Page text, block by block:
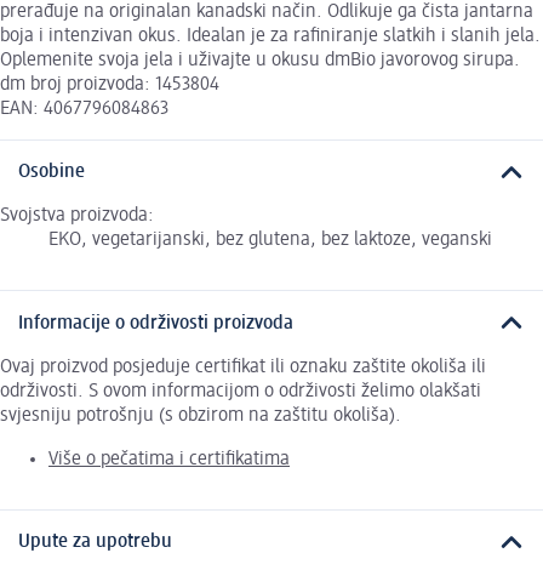
prerađuje na originalan kanadski način. Odlikuje ga čista jantarna
boja i intenzivan okus. Idealan je za rafiniranje slatkih i slanih jela.
Oplemenite svoja jela i uživajte u okusu dmBio javorovog sirupa.
dm broj proizvoda: 1453804
EAN: 4067796084863
Osobine
Svojstva proizvoda:
EKO, vegetarijanski, bez glutena, bez laktoze, veganski
Informacije o održivosti proizvoda
Ovaj proizvod posjeduje certifikat ili oznaku zaštite okoliša ili
održivosti. S ovom informacijom o održivosti želimo olakšati
svjesniju potrošnju (s obzirom na zaštitu okoliša).
Više o pečatima i certifikatima
Upute za upotrebu